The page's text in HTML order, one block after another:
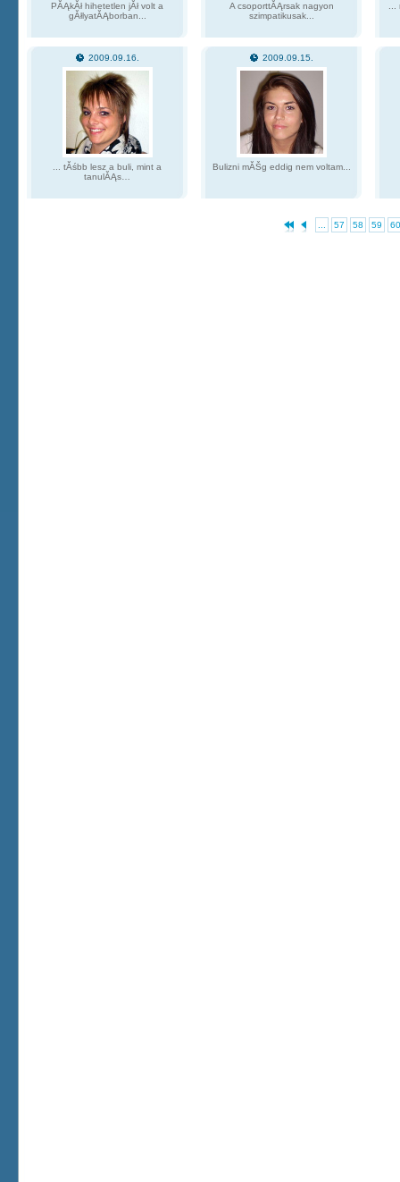
PĂĄkĂł hihetetlen jĂł volt a
gĂłlyatĂĄborban...
A csoporttĂĄrsak nagyon
szimpatikusak...
2009.09.16.
... tĂśbb lesz a buli, mint a
tanulĂĄs…
2009.09.15.
Bulizni mĂŠg eddig nem voltam...
57 58 59 60